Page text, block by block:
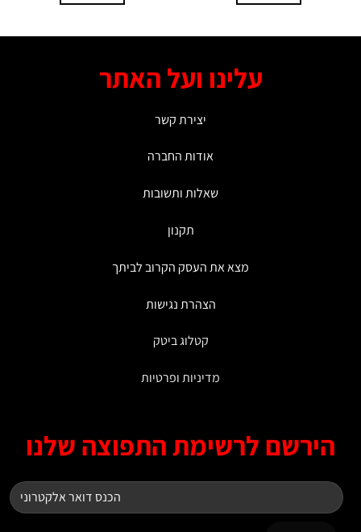
עלינו ועל האתר
יצירת קשר
אודות החברה
שאלות ותשובות
מצא את העסק הקרוב לביתך
הצהרת נגישות
קטלוג ביטק
מדיניות ופרטיות
לרשימת התפוצה שלנו